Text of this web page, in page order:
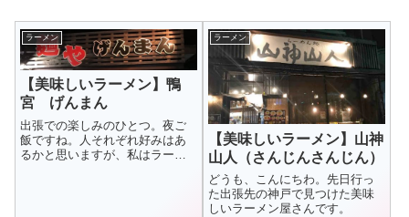
ラーメン
【美味しいラーメン】鴨
宮 げんまん
出張での楽しみのひとつ。夜ご
飯ですね。人それぞれ好みはあ
るかと思いますが、私はラーメ
ラーメン
【美味しいラーメン】山神
山人（さんじんさんじん）
どうも、こんにちわ。先日行っ
た出張先の神戸で見つけた美味
しいラーメン屋さんです。